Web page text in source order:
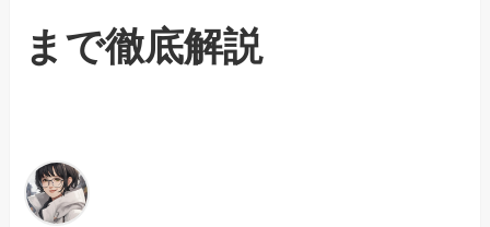
まで徹底解説